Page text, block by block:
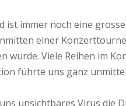
immer noch eine
einer
Viele Reihen im
führte uns ganz
unsichtbares Virus